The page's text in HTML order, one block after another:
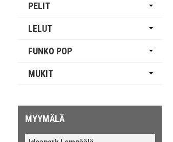
PELIT
LELUT
FUNKO POP
MUKIT
MYYMÄLÄ